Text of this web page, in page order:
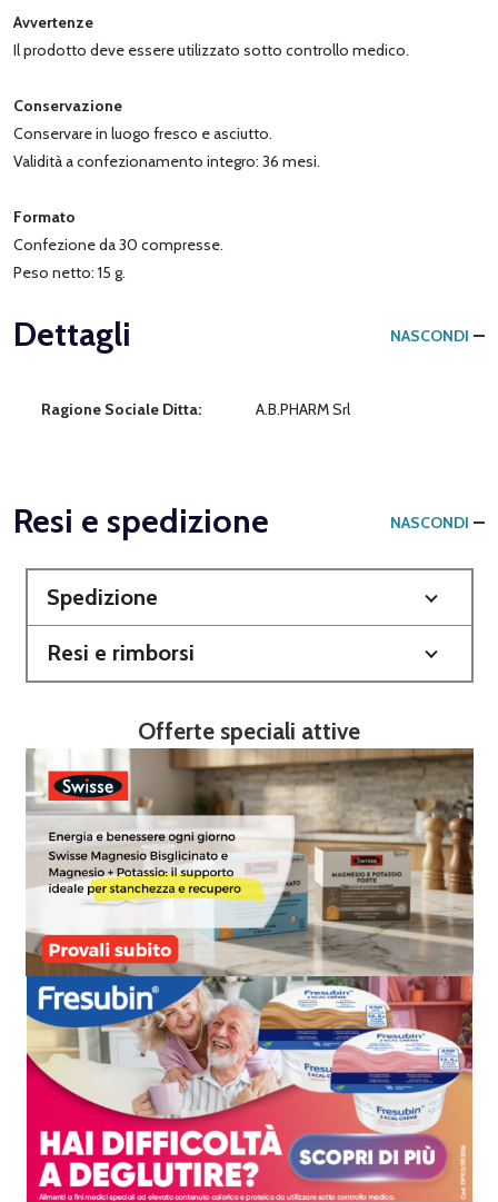
Avvertenze
Il prodotto deve essere utilizzato sotto controllo medico.
Conservazione
Conservare in luogo fresco e asciutto.
Validità a confezionamento integro: 36 mesi.
Formato
Confezione da 30 compresse.
Peso netto: 15 g.
Dettagli NASCONDI
Ragione Sociale Ditta: A.B.PHARM Srl
Resi e spedizione NASCONDI
Spedizione
Resi e rimborsi
Offerte speciali attive